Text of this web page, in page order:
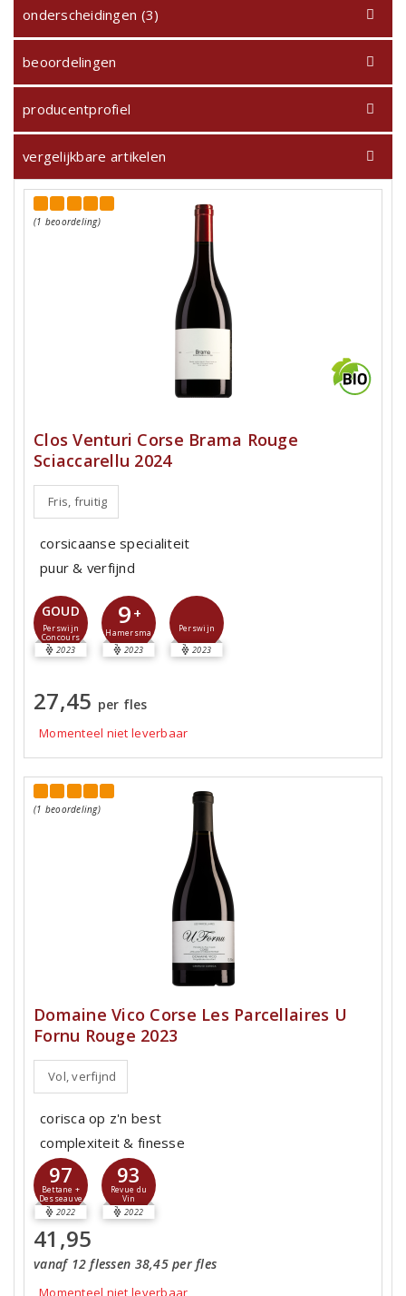
onderscheidingen (3)
beoordelingen
producentprofiel
vergelijkbare artikelen
(1 beoordeling)
Clos Venturi Corse Brama Rouge
Sciaccarellu 2024
Fris, fruitig
corsicaanse specialiteit
puur & verfijnd
GOUD
Perswijn
Concours
2023
9 +
Hamersma
2023
Perswijn
2023
27,45 per fles
Momenteel niet leverbaar
(1 beoordeling)
Domaine Vico Corse Les Parcellaires U
Fornu Rouge 2023
Vol, verfijnd
corisca op z'n best
complexiteit & finesse
97
Bettane +
Desseauve
2022
93
Revue du
Vin
2022
41,95
vanaf 12 flessen 38,45 per fles
Momenteel niet leverbaar